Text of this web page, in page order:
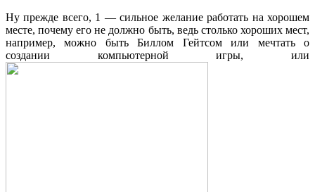
Ну прежде всего, 1 — сильное желание работать на хорошем
месте, почему его не должно быть, ведь столько хороших мест,
например, можно быть Биллом Гейтсом или мечтать о
создании компьютерной игры, или